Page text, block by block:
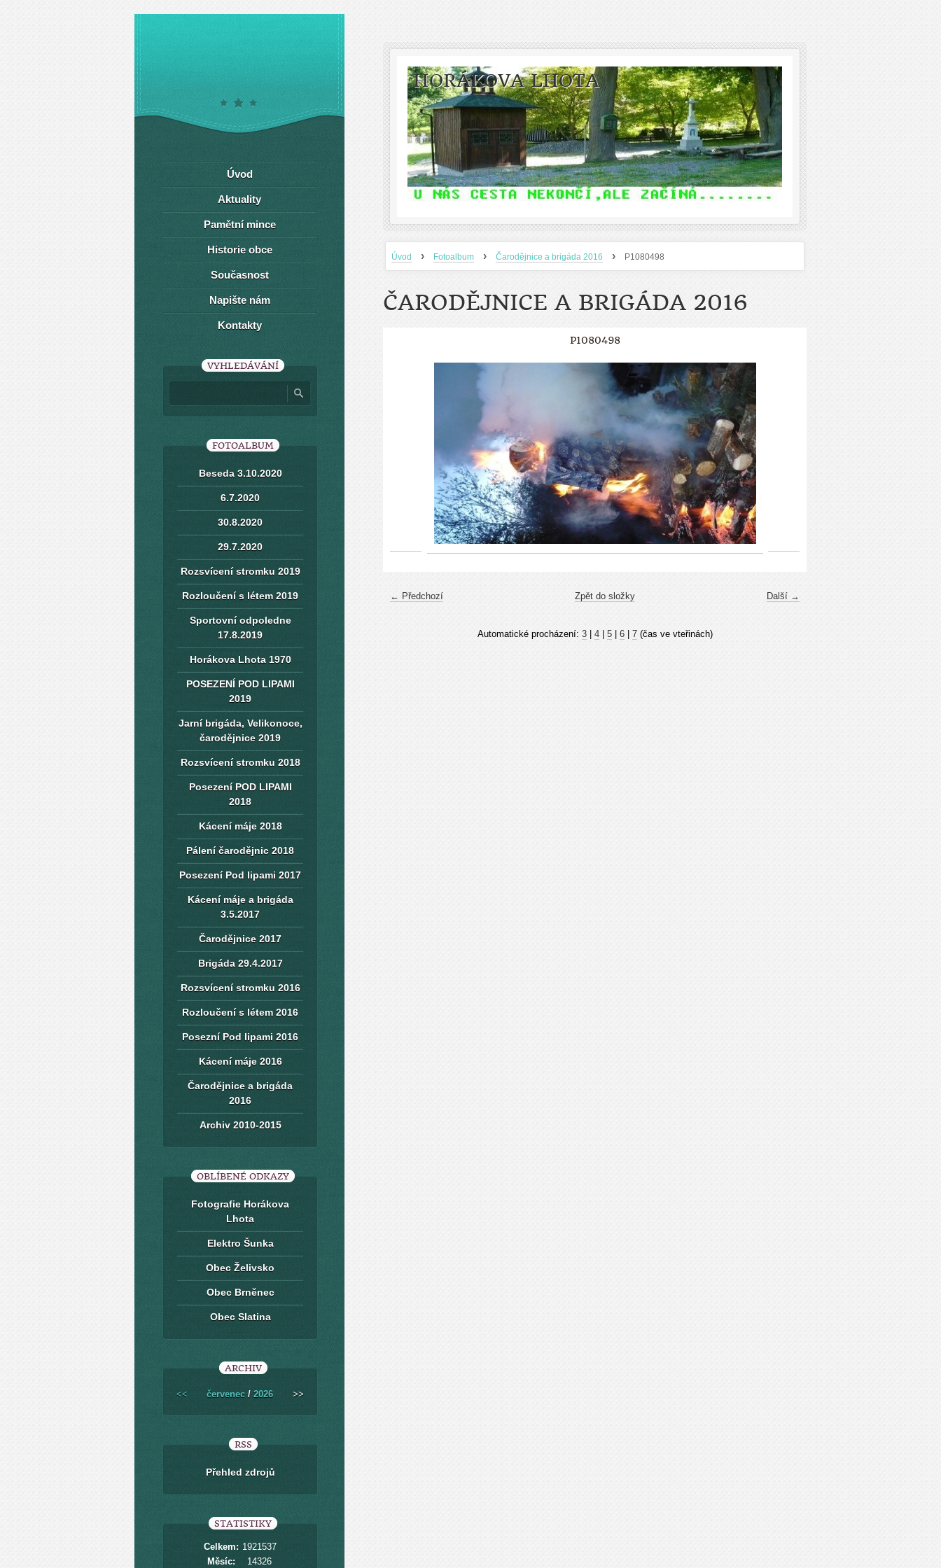
HORÁKOVA LHOTA
Úvod › Fotoalbum › Čarodějnice a brigáda 2016 › P1080498
ČARODĚJNICE A BRIGÁDA 2016
P1080498
← Předchozí Další →
Zpět do složky
Automatické procházení: 3| 4| 5| 6| 7(čas ve vteřinách)
Úvod
Aktuality
Pamětní mince
Historie obce
Současnost
Napište nám
Kontakty
VYHLEDÁVÁNÍ
FOTOALBUM
Beseda 3.10.2020
6.7.2020
30.8.2020
29.7.2020
Rozsvícení stromku 2019
Rozloučení s létem 2019
Sportovní odpoledne
17.8.2019
Horákova Lhota 1970
POSEZENÍ POD LIPAMI
2019
Jarní brigáda, Velikonoce,
čarodějnice 2019
Rozsvícení stromku 2018
Posezení POD LIPAMI
2018
Kácení máje 2018
Pálení čarodějnic 2018
Posezení Pod lipami 2017
Kácení máje a brigáda
3.5.2017
Čarodějnice 2017
Brigáda 29.4.2017
Rozsvícení stromku 2016
Rozloučení s létem 2016
Posezní Pod lipami 2016
Kácení máje 2016
Čarodějnice a brigáda
2016
Archiv 2010-2015
OBLÍBENÉ ODKAZY
Fotografie Horákova
Lhota
Elektro Šunka
Obec Želivsko
Obec Brněnec
Obec Slatina
ARCHIV
<< červenec / 2026 >>
RSS
Přehled zdrojů
STATISTIKY
Celkem: 1921537
Měsíc:
14326